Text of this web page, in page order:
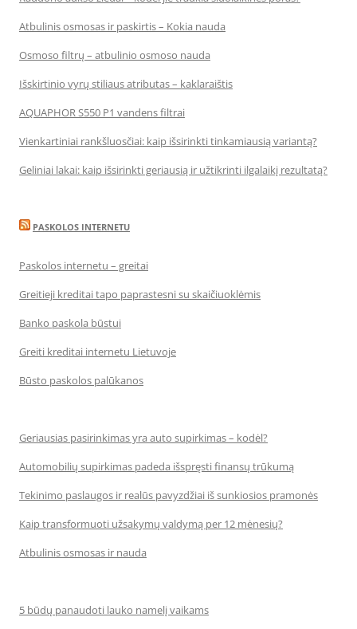
Atbulinis osmosas ir paskirtis – Kokia nauda
Osmoso filtrų – atbulinio osmoso nauda
Išskirtinio vyrų stiliaus atributas – kaklaraištis
AQUAPHOR S550 P1 vandens filtrai
Vienkartiniai rankšluosčiai: kaip išsirinkti tinkamiausią variantą?
Geliniai lakai: kaip išsirinkti geriausią ir užtikrinti ilgalaikį rezultatą?
PASKOLOS INTERNETU
Paskolos internetu – greitai
Greitieji kreditai tapo paprastesni su skaičiuoklėmis
Banko paskola būstui
Greiti kreditai internetu Lietuvoje
Būsto paskolos palūkanos
Geriausias pasirinkimas yra auto supirkimas – kodėl?
Automobilių supirkimas padeda išspręsti finansų trūkumą
Tekinimo paslaugos ir realūs pavyzdžiai iš sunkiosios pramonės
Kaip transformuoti užsakymų valdymą per 12 mėnesių?
Atbulinis osmosas ir nauda
5 būdų panaudoti lauko namelį vaikams